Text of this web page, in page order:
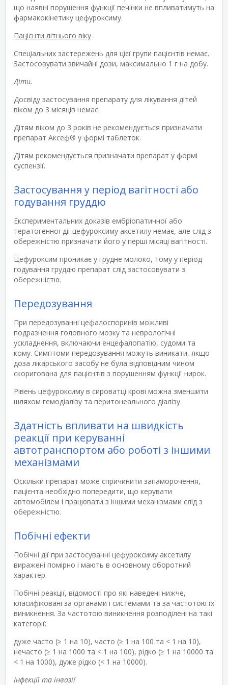
що наявні порушення функції печінки не впливатимуть на
фармакокінетику цефуроксиму.
Пацієнти літнього віку
Спеціальних застережень для цієї групи пацієнтів немає.
Застосовувати звичайні дози, максимально 1 г на добу.
Діти.
Досвіду застосування препарату для лікування дітей
віком до 3 місяців немає.
Дітям віком до 3 років не рекомендується призначати
препарат Аксеф® у формі таблеток.
Дітям рекомендується призначати препарат у формі
суспензії.
Застосування у період вагітності або
годування груддю
Експериментальних доказів ембріопатичної або
тератогенної дії цефуроксиму аксетилу немає, але слід з
обережністю призначати його у перші місяці вагітності.
Цефуроксим проникає у грудне молоко, тому у період
годування груддю препарат слід застосовувати з
обережністю.
Передозування
При передозуванні цефалоспоринів можливі
подразнення головного мозку та неврологічні
ускладнення, включаючи енцефалопатію, судоми та
кому. Симптоми передозування можуть виникати, якщо
доза лікарського засобу не була відповідним чином
скоригована для пацієнтів з порушенням функції нирок.
Рівень цефуроксиму в сироватці крові можна зменшити
шляхом гемодіалізу та перитонеального діалізу.
Здатність впливати на швидкість
реакції при керуванні
автотранспортом або роботі з іншими
механізмами
Оскільки препарат може спричинити запаморочення,
пацієнта необхідно попередити, що керувати
автомобілем і працювати з іншими механізмами слід з
обережністю.
Побічні ефекти
Побічні дії при застосуванні цефуроксиму аксетилу
виражені помірно і мають в основному оборотний
характер.
Побічні реакції, відомості про які наведені нижче,
класифіковані за органами і системами та за частотою їх
виникнення. За частотою виникнення розподілені на такі
категорії:
дуже часто (≥ 1 на 10), часто (≥ 1 на 100 та < 1 на 10),
нечасто (≥ 1 на 1000 та < 1 на 100), рідко (≥ 1 на 10000 та
< 1 на 1000), дуже рідко (< 1 на 10000).
Інфекції та інвазії